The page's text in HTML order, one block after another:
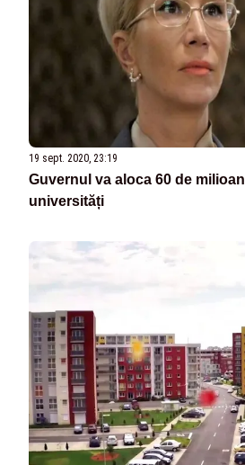
19 sept. 2020, 23:19
Guvernul va aloca 60 de
universități